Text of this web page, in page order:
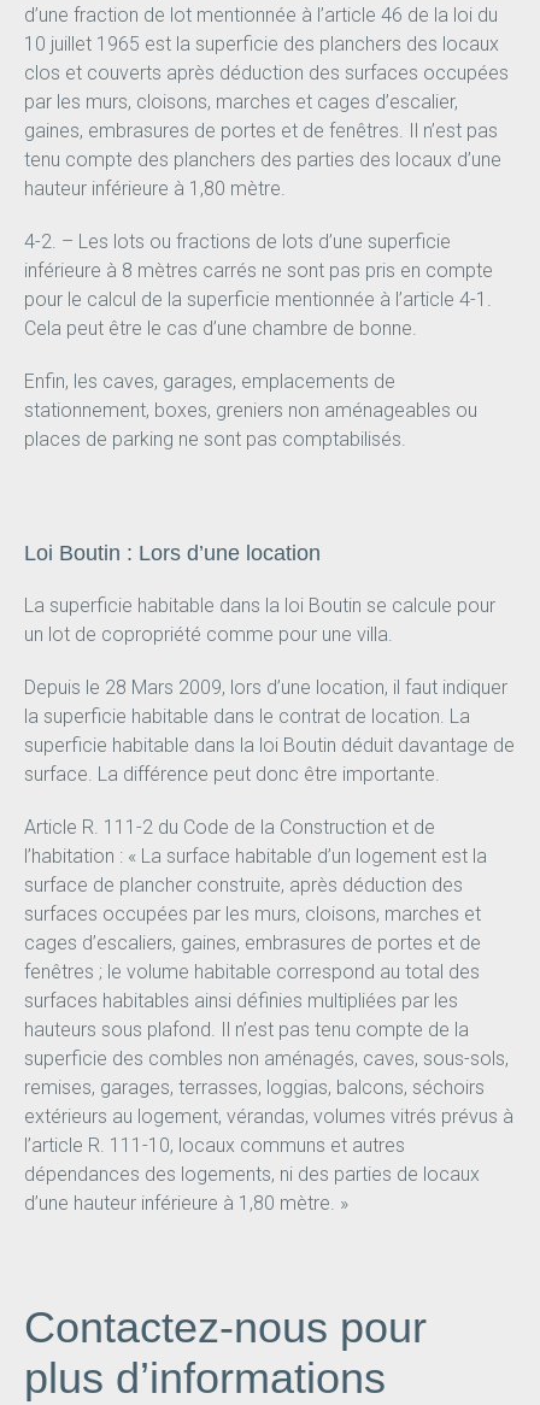
d’une fraction de lot mentionnée à l’article 46 de la loi du
10 juillet 1965 est la superficie des planchers des locaux
clos et couverts après déduction des surfaces occupées
par les murs, cloisons, marches et cages d’escalier,
gaines, embrasures de portes et de fenêtres. Il n’est pas
tenu compte des planchers des parties des locaux d’une
hauteur inférieure à 1,80 mètre.
4-2. – Les lots ou fractions de lots d’une superficie
inférieure à 8 mètres carrés ne sont pas pris en compte
pour le calcul de la superficie mentionnée à l’article 4-1.
Cela peut être le cas d’une chambre de bonne.
Enfin, les caves, garages, emplacements de
stationnement, boxes, greniers non aménageables ou
places de parking ne sont pas comptabilisés.
Loi Boutin : Lors d’une location
La superficie habitable dans la loi Boutin se calcule pour
un lot de copropriété comme pour une villa.
Depuis le 28 Mars 2009, lors d’une location, il faut indiquer
la superficie habitable dans le contrat de location. La
superficie habitable dans la loi Boutin déduit davantage de
surface. La différence peut donc être importante.
Article R. 111-2 du Code de la Construction et de
l’habitation : « La surface habitable d’un logement est la
surface de plancher construite, après déduction des
surfaces occupées par les murs, cloisons, marches et
cages d’escaliers, gaines, embrasures de portes et de
fenêtres ; le volume habitable correspond au total des
surfaces habitables ainsi définies multipliées par les
hauteurs sous plafond. Il n’est pas tenu compte de la
superficie des combles non aménagés, caves, sous-sols,
remises, garages, terrasses, loggias, balcons, séchoirs
extérieurs au logement, vérandas, volumes vitrés prévus à
l’article R. 111-10, locaux communs et autres
dépendances des logements, ni des parties de locaux
d’une hauteur inférieure à 1,80 mètre. »
Contactez-nous pour
plus d’informations